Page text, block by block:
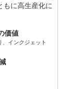
もに高生産化に
価値
、インクジェット